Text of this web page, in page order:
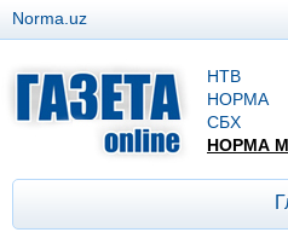
Norma.uz
НТВ
НОРМА
СБХ
НОРМА